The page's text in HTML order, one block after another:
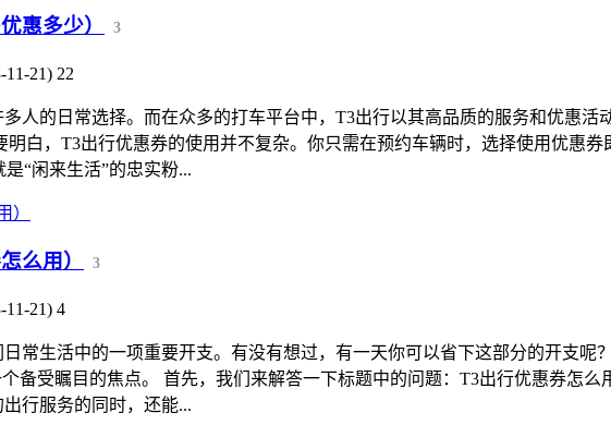
惠多少） 3
11-21) 22
人的日常选择。而在众多的打车平台中，T3出行以其高品质的服务和优惠
白，T3出行优惠券的使用并不复杂。你只需在预约车辆时，选择使用优惠
“闲来生活”的忠实粉...
么用） 3
11-21) 4
常生活中的一项重要开支。有没有想过，有一天你可以省下这部分的开支呢
备受瞩目的焦点。 首先，我们来解答一下标题中的问题：T3出行优惠券怎
行服务的同时，还能...